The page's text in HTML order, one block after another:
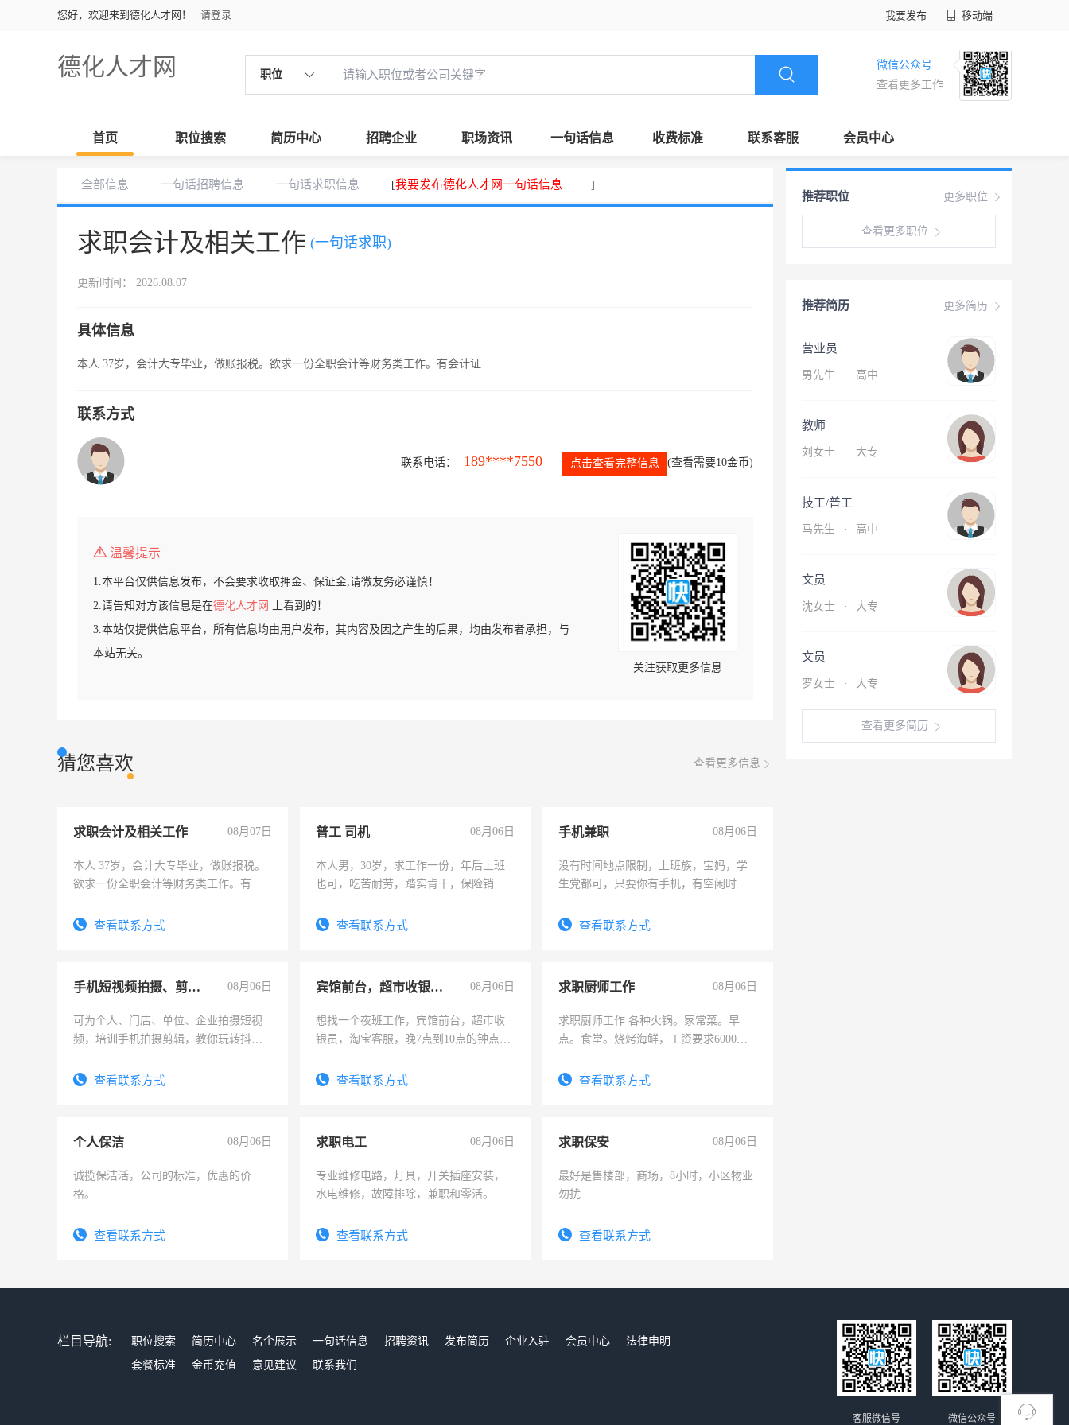
您好，欢迎来到德化人才网！ 请登录 我要发布 移动端
德化人才网 职位
微信公众号
查看更多工作
首页 职位搜索 简历中心 招聘企业 职场资讯 一句话信息 收费标准 联系客服 会员中心
全部信息 一句话招聘信息 一句话求职信息 [我要发布德化人才网一句话信息 ]
求职会计及相关工作 (一句话求职)
更新时间： 2026.08.07
具体信息
本人 37岁，会计大专毕业，做账报税。欲求一份全职会计等财务类工作。有会计证
联系方式
联系电话： 189****7550 点击查看完整信息 (查看需要10金币)
温馨提示
1.本平台仅供信息发布，不会要求收取押金、保证金,请微友务必谨慎！
2.请告知对方该信息是在德化人才网
上看到的！
3.本站仅提供信息平台，所有信息均由用户发布，其内容及因之产生的后果，均由发布者承担，与
本站无关。
关注获取更多信息
猜您喜欢 查看更多信息
求职会计及相关工作 08月07日
本人 37岁，会计大专毕业，做账报税。
欲求一份全职会计等财务类工作。有会
查看联系方式
普工 司机 08月06日
本人男，30岁，求工作一份，年后上班
也可，吃苦耐劳，踏实肯干，保险销售
查看联系方式
手机兼职 08月06日
没有时间地点限制，上班族，宝妈，学
生党都可，只要你有手机，有空闲时
勤快的四五十，每天挣零花钱没问题！
查看联系方式
手机短视频拍摄、剪辑、抖音快手 08月06日
可为个人、门店、单位、企业拍摄短视
频，培训手机拍摄剪辑，教你玩转抖音
频，培训手机拍摄剪辑，教你玩转抖
查看联系方式
宾馆前台，超市收银员，淘宝客服 08月06日
想找一个夜班工作，宾馆前台，超市收
银员，淘宝客服，晚7点到10点的钟点
号同微信查看联系方式
求职厨师工作 08月06日
求职厨师工作 各种火锅。家常菜。早
点。食堂。烧烤海鲜，工资要求6000以
查看联系方式
个人保洁 08月06日
诚揽保洁活，公司的标准，优惠的价
格。
查看联系方式
求职电工 08月06日
专业维修电路，灯具，开关插座安装，
水电维修，故障排除，兼职和零活。
查看联系方式
求职保安 08月06日
最好是售楼部，商场，8小时，小区物业
勿扰
查看联系方式
更多职位
推荐职位
查看更多职位
更多简历
推荐简历
营业员
男先生 · 高中
教师
刘女士 · 大专
技工/普工
马先生 · 高中
文员
沈女士 · 大专
文员
罗女士 · 大专
查看更多简历
栏目导航: 职位搜索 简历中心 名企展示 一句话信息 招聘资讯 发布简历 企业入驻 会员中心
法律申明
套餐标准
金币充值 意见建议 联系我们
微信公众号
客服微信号